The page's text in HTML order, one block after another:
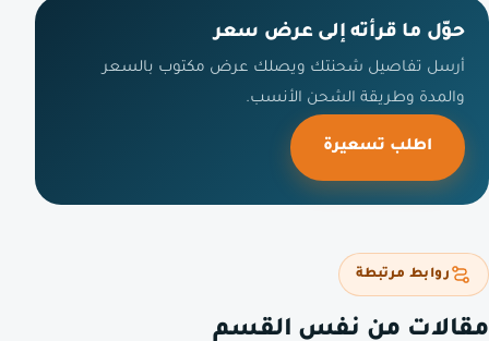
حوّل ما قرأته إلى عرض سعر
أرسل تفاصيل شحنتك ويصلك عرض مكتوب بالسعر
والمدة وطريقة الشحن الأنسب.
اطلب تسعيرة
روابط مرتبطة
مقالات من نفس القسم